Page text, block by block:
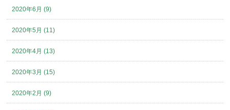
2020年6月 (9)
2020年5月 (11)
2020年4月 (13)
2020年3月 (15)
2020年2月 (9)